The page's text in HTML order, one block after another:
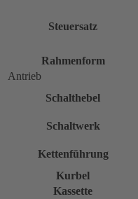
Steuersatz
Rahmenform
Antrieb
Schalthebel
Schaltwerk
Kettenführung
Kurbel
Kassette